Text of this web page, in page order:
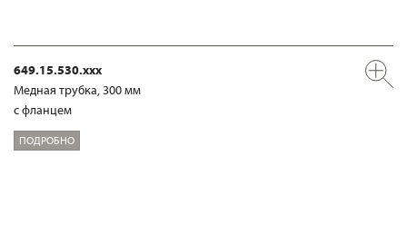
649.15.530.xxx
Медная трубка, 300 мм
с фланцем
ПОДРОБНО